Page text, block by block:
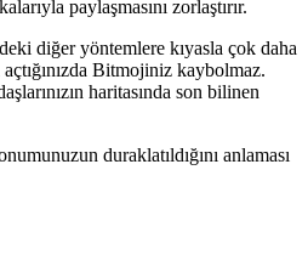
paylaşmasını zorlaştırır.
diğer yöntemlere kıyasla çok daha
Bitmojiniz kaybolmaz.
haritasında son bilinen
duraklatıldığını anlaması